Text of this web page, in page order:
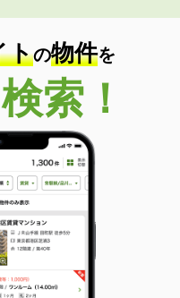
トの物件を
索！